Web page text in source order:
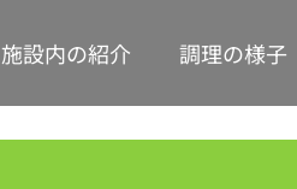
施設内の紹介 調理の様子